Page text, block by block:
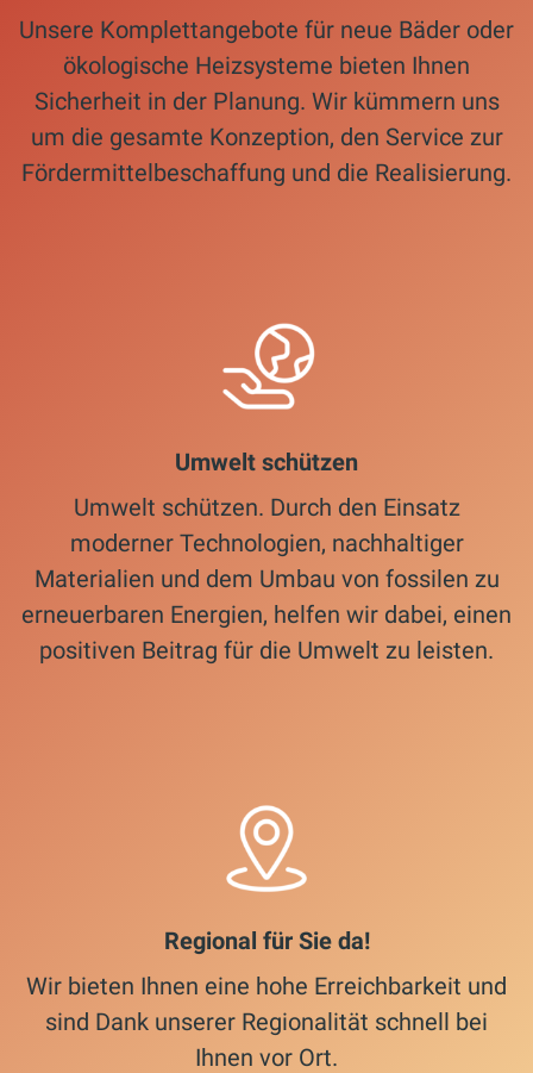
Unsere Komplettangebote für neue Bäder oder
ökologische Heizsysteme bieten Ihnen
Sicherheit in der Planung. Wir kümmern uns
um die gesamte Konzeption, den Service zur
Fördermittelbeschaffung und die Realisierung.
Umwelt schützen
Umwelt schützen. Durch den Einsatz
moderner Technologien, nachhaltiger
Materialien und dem Umbau von fossilen zu
erneuerbaren Energien, helfen wir dabei, einen
positiven Beitrag für die Umwelt zu leisten.
Regional für Sie da!
Wir bieten Ihnen eine hohe Erreichbarkeit und
sind Dank unserer Regionalität schnell bei
Ihnen vor Ort.